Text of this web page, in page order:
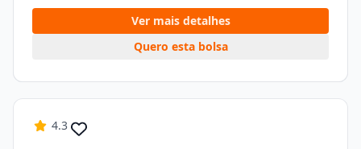
Ver mais detalhes
Quero esta bolsa
4.3